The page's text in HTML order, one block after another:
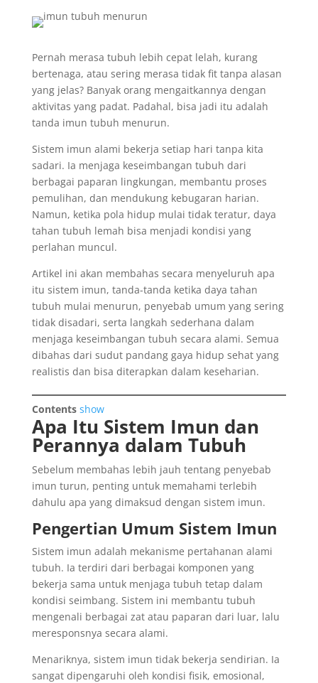
Pernah merasa tubuh lebih cepat lelah, kurang
bertenaga, atau sering merasa tidak fit tanpa alasan
yang jelas? Banyak orang mengaitkannya dengan
aktivitas yang padat. Padahal, bisa jadi itu adalah
tanda imun tubuh menurun.
Sistem imun alami bekerja setiap hari tanpa kita
sadari. Ia menjaga keseimbangan tubuh dari
berbagai paparan lingkungan, membantu proses
pemulihan, dan mendukung kebugaran harian.
Namun, ketika pola hidup mulai tidak teratur, daya
tahan tubuh lemah bisa menjadi kondisi yang
perlahan muncul.
Artikel ini akan membahas secara menyeluruh apa
itu sistem imun, tanda-tanda ketika daya tahan
tubuh mulai menurun, penyebab umum yang sering
tidak disadari, serta langkah sederhana dalam
menjaga keseimbangan tubuh secara alami. Semua
dibahas dari sudut pandang gaya hidup sehat yang
realistis dan bisa diterapkan dalam keseharian.
Contents show
Apa Itu Sistem Imun dan
Perannya dalam Tubuh
Sebelum membahas lebih jauh tentang penyebab
imun turun, penting untuk memahami terlebih
dahulu apa yang dimaksud dengan sistem imun.
Pengertian Umum Sistem Imun
Sistem imun adalah mekanisme pertahanan alami
tubuh. Ia terdiri dari berbagai komponen yang
bekerja sama untuk menjaga tubuh tetap dalam
kondisi seimbang. Sistem ini membantu tubuh
mengenali berbagai zat atau paparan dari luar, lalu
meresponsnya secara alami.
Menariknya, sistem imun tidak bekerja sendirian. Ia
sangat dipengaruhi oleh kondisi fisik, emosional,